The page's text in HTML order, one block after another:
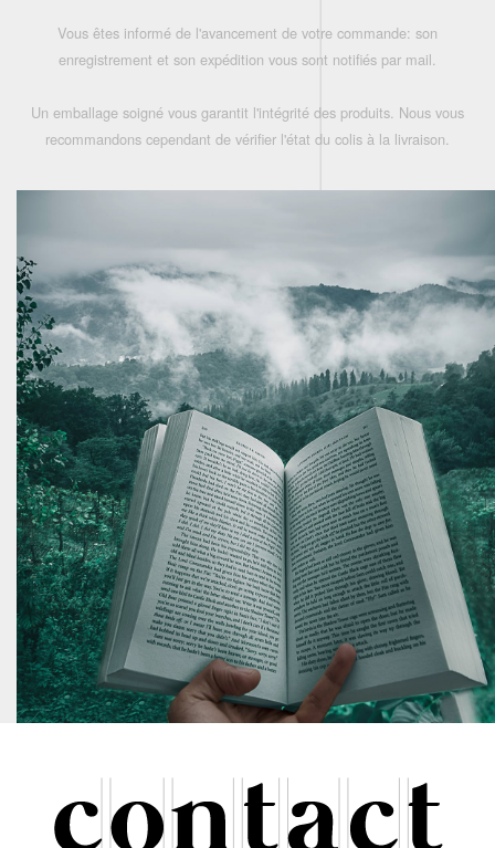
Vous êtes informé de l'avancement de votre commande: son
enregistrement et son expédition vous sont notifiés par mail.
Un emballage soigné vous garantit l'intégrité des produits. Nous vous
recommandons cependant de vérifier l'état du colis à la livraison.